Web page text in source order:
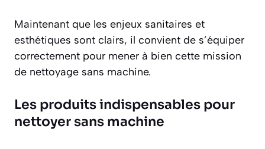
Maintenant que les enjeux sanitaires et
esthétiques sont clairs, il convient de s’équiper
correctement pour mener à bien cette mission
de nettoyage sans machine.
Les produits indispensables pour
nettoyer sans machine